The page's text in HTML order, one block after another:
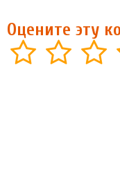
Оцените эту